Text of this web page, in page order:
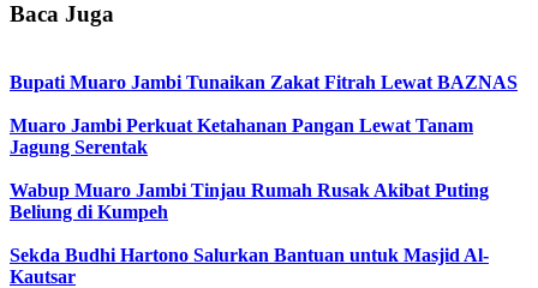
Baca Juga
Bupati Muaro Jambi Tunaikan Zakat Fitrah Lewat BAZNAS
Muaro Jambi Perkuat Ketahanan Pangan Lewat Tanam
Jagung Serentak
Wabup Muaro Jambi Tinjau Rumah Rusak Akibat Puting
Beliung di Kumpeh
Sekda Budhi Hartono Salurkan Bantuan untuk Masjid Al-
Kautsar